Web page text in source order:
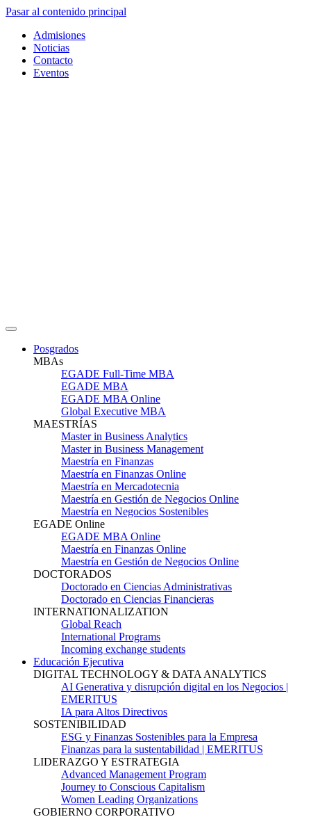
Pasar al contenido principal
Admisiones
Noticias
Contacto
Eventos
Posgrados
MBAs
EGADE Full-Time MBA
EGADE MBA
EGADE MBA Online
Global Executive MBA
MAESTRÍAS
Master in Business Analytics
Master in Business Management
Maestría en Finanzas
Maestría en Finanzas Online
Maestría en Mercadotecnia
Maestría en Gestión de Negocios Online
Maestría en Negocios Sostenibles
EGADE Online
EGADE MBA Online
Maestría en Finanzas Online
Maestría en Gestión de Negocios Online
DOCTORADOS
Doctorado en Ciencias Administrativas
Doctorado en Ciencias Financieras
INTERNATIONALIZATION
Global Reach
International Programs
Incoming exchange students
Educación Ejecutiva
DIGITAL TECHNOLOGY & DATA ANALYTICS
AI Generativa y disrupción digital en los Negocios |
EMERITUS
IA para Altos Directivos
SOSTENIBILIDAD
ESG y Finanzas Sostenibles para la Empresa
Finanzas para la sustentabilidad | EMERITUS
LIDERAZGO Y ESTRATEGIA
Advanced Management Program
Journey to Conscious Capitalism
Women Leading Organizations
GOBIERNO CORPORATIVO